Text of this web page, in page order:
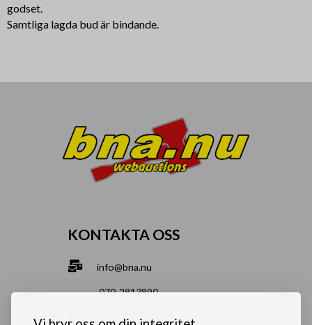
godset.
Samtliga lagda bud är bindande.
KONTAKTA OSS
info@bna.nu
070-2813890
Norrgårdsgatan 9a, 686 35 Sunne